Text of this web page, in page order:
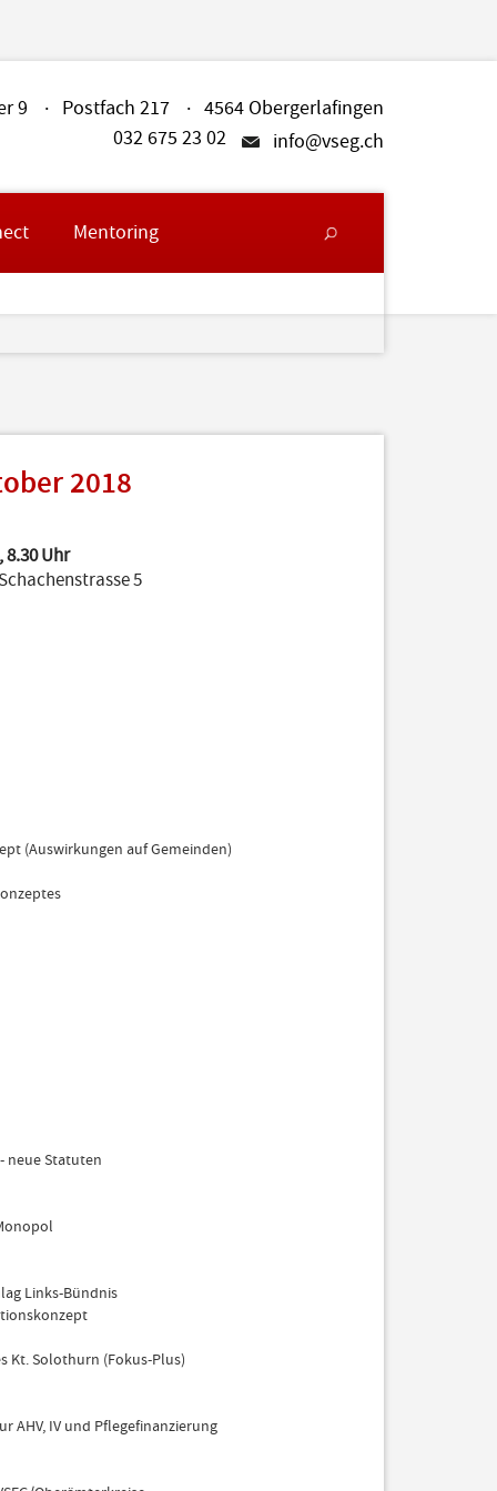
9 Postfach 217
4564 Obergerlafingen
032 675 23 02
info@vseg.ch
Mentoring
2018
Uhr
5
(Auswirkungen auf Gemeinden)
neue Statuten
Links-Bündnis
Kt. Solothurn (Fokus-Plus)
AHV, IV und Pflegefinanzierung